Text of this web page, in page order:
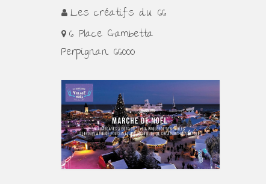
Les créatifs du 66
6 Place Gambetta
Perpignan 66000